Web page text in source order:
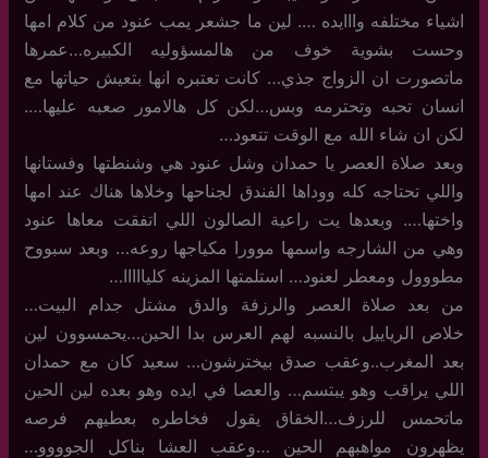
اشياء مختلفه وااايده …. لين ما جشعر يمب عنود من كلام امها
وحست بشوية خوف من هالمسؤوليه الكبيره…عمرها
ماتصورت ان الزواج جذي… كانت تعتبره انها بتعيش حياتها مع
انسان تحبه وتحترمه وبس…لكن كل هالامور صعبه عليها….
لكن ان شاء الله مع الوقت تتعود…
وبعد صلاة العصر يا حمدان وشل عنود هي وشنطتها وفستانها
واللي تحتاجه كله ووداها الفندق لجناحها وخلاها هناك عند امها
واختها…. وبعدها يت راعية الصالون اللي اتفقت معاها عنود
وهي من الشارجه واسمها موورا مكياجها روعه… وبعد سبووح
مطووول ومعطر لعنود… استلمتها المزينه كليااااا…
من بعد صلاة العصر والرزفة والدق مشتل جدام البيت…
خلاص الرياييل بالنسبه لهم العرس بدا الحين…يحمسوون لين
بعد المغرب..وعقب صدق بيخترشون… سعيد كان مع حمدان
اللي يراقب وهو يبتسم… والعصا في ايده وهو بعده لين الحين
ماتحمس للرزف…الخقاق يقول فخاطره بعطيهم فرصه
يظهرون مواهبهم الحين …وعقب العشا بناكل الجوووو…